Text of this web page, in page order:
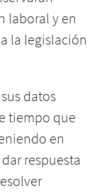
laboral y en
la legislación
datos
tiempo que
en
respuesta